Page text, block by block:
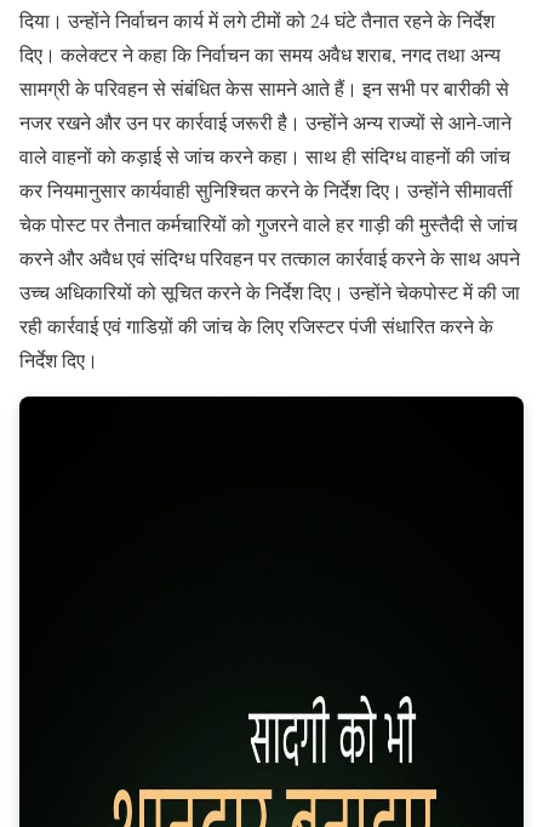
दिया। उन्होंने निर्वाचन कार्य में लगे टीमों को 24 घंटे तैनात रहने के निर्देश
दिए। कलेक्टर ने कहा कि निर्वाचन का समय अवैध शराब, नगद तथा अन्य
सामग्री के परिवहन से संबंधित केस सामने आते हैं। इन सभी पर बारीकी से
नजर रखने और उन पर कार्रवाई जरूरी है। उन्होंने अन्य राज्यों से आने-जाने
वाले वाहनों को कड़ाई से जांच करने कहा। साथ ही संदिग्ध वाहनों की जांच
कर नियमानुसार कार्यवाही सुनिश्चित करने के निर्देश दिए। उन्होंने सीमावर्ती
चेक पोस्ट पर तैनात कर्मचारियों को गुजरने वाले हर गाड़ी की मुस्तैदी से जांच
करने और अवैध एवं संदिग्ध परिवहन पर तत्काल कार्रवाई करने के साथ अपने
उच्च अधिकारियों को सूचित करने के निर्देश दिए। उन्होंने चेकपोस्ट में की जा
रही कार्रवाई एवं गाडिय़ों की जांच के लिए रजिस्टर पंजी संधारित करने के
निर्देश दिए।